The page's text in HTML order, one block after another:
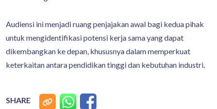
Audiensi ini menjadi ruang penjajakan awal bagi kedua pihak
untuk mengidentifikasi potensi kerja sama yang dapat
dikembangkan ke depan, khususnya dalam memperkuat
keterkaitan antara pendidikan tinggi dan kebutuhan industri.
SHARE